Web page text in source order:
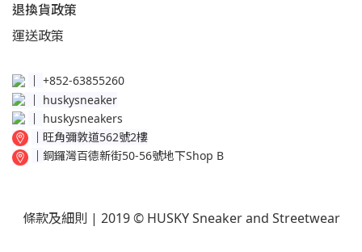
退換貨政策​
運送政策​
+852-63855260
│ huskysneaker
│ huskysneakers
│ 旺角彌敦道562號2樓
銅鑼灣百德新街50-56號地下Shop B
條款及細則 | 2019 © HUSKY Sneaker and Streetwear